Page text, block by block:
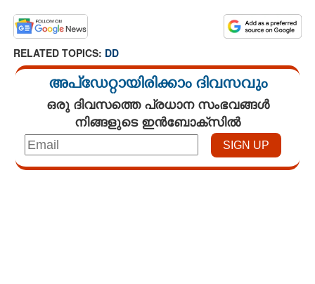
RELATED TOPICS: DD
അപ്ഡേറ്റായിരിക്കാം ദിവസവും
ഒരു ദിവസത്തെ പ്രധാന സംഭവങ്ങൾ
നിങ്ങളുടെ ഇൻബോക്സിൽ